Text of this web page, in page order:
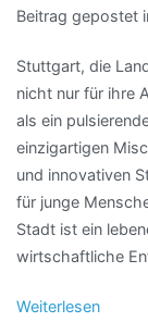
Beitrag gepostet
Stuttgart, die
nicht nur für ihre
als ein
einzigartigen
und innovativen
für junge
Stadt ist ein
wirtschaftliche
Weiterlesen